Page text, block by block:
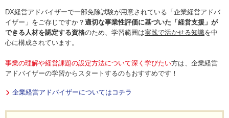
DX経営アドバイザーで一部免除試験が用意されている「企業経営アドバ
イザー」をご存じですか？ 適切な事業性評価に基づいた「経営支援」が
できる人材を認定する資格のため、学習範囲は実践で活かせる知識を中
心に構成されています。
事業の理解や経営課題の設定方法について深く学びたい方は、企業経営
アドバイザーの学習からスタートするのもおすすめです！
企業経営アドバイザーについてはコチラ